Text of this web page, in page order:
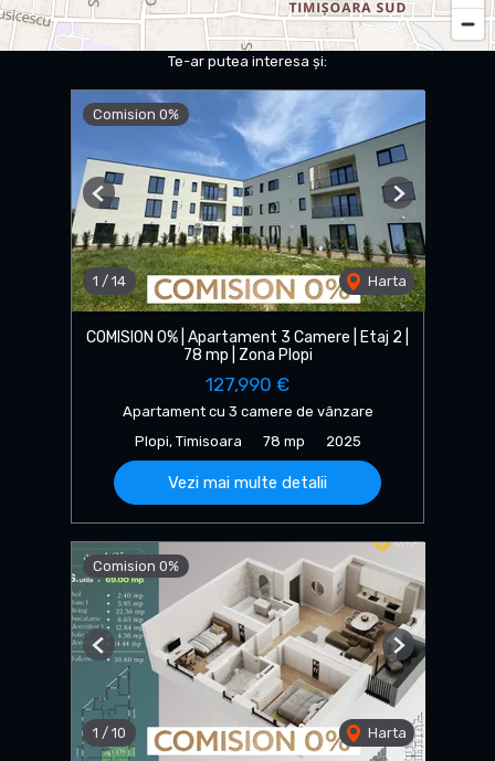
Te-ar putea interesa și:
Comision 0%
1 / 14 Harta
Previous Next
COMISION 0% | Apartament 3 Camere | Etaj 2 |
78 mp | Zona Plopi
127,990 €
Apartament cu 3 camere de vânzare
Plopi, Timisoara
78 mp 2025
Vezi mai multe detalii
Comision 0%
1 / 10 Harta
Previous Next